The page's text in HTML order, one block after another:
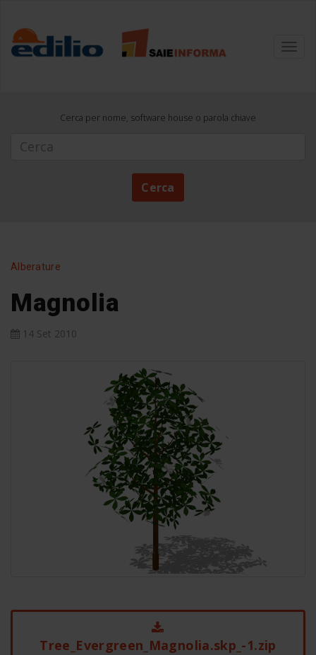
Cerca per nome, software house o parola chiave
Cerca
Alberature
Magnolia
14 Set 2010
Tree_Evergreen_Magnolia.skp_-1.zip